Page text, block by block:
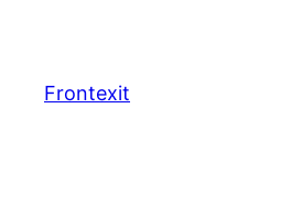
contenu
Frontexit